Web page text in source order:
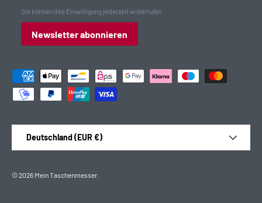
Sie können Ihre Einwilligung jederzeit widerrufen.
Newsletter abonnieren
Zahlungsmethoden
Deutschland (EUR €)
© 2026 Mein Taschenmesser